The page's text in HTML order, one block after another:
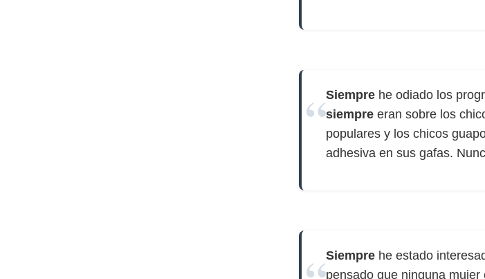
Siempre he odiado los
siempre eran sobre los
populares y los chicos
adhesiva en sus gafas.
Siempre he estado
pensado que ninguna